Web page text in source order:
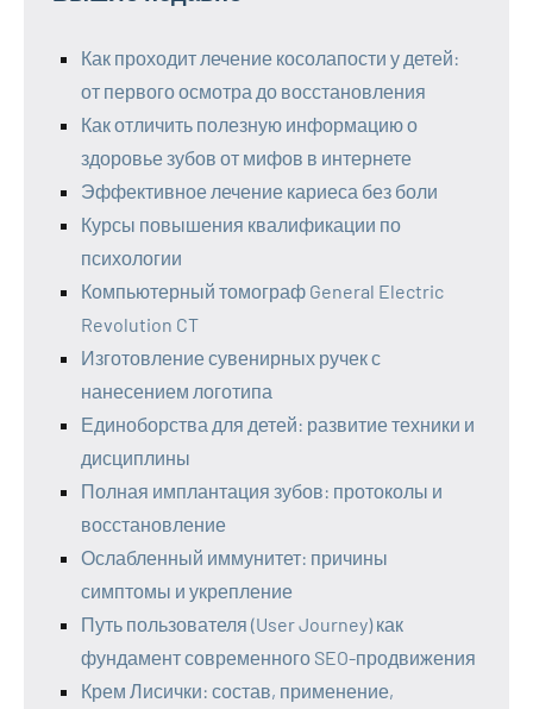
Как проходит лечение косолапости у детей:
от первого осмотра до восстановления
Как отличить полезную информацию о
здоровье зубов от мифов в интернете
Эффективное лечение кариеса без боли
Курсы повышения квалификации по
психологии
Компьютерный томограф General Electric
Revolution CT
Изготовление сувенирных ручек с
нанесением логотипа
Единоборства для детей: развитие техники и
дисциплины
Полная имплантация зубов: протоколы и
восстановление
Ослабленный иммунитет: причины
симптомы и укрепление
Путь пользователя (User Journey) как
фундамент современного SEO-продвижения
Крем Лисички: состав, применение,